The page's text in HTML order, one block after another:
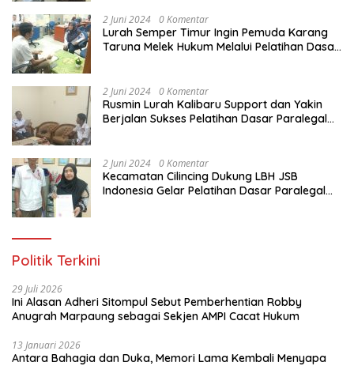
2 Juni 2024 0 Komentar
Lurah Semper Timur Ingin Pemuda Karang
Taruna Melek Hukum Melalui Pelatihan Dasar
2 Juni 2024 0 Komentar
Rusmin Lurah Kalibaru Support dan Yakin
Berjalan Sukses Pelatihan Dasar Paralegal
2 Juni 2024 0 Komentar
Kecamatan Cilincing Dukung LBH JSB
Indonesia Gelar Pelatihan Dasar Paralegal
Politik Terkini
29 Juli 2026
Ini Alasan Adheri Sitompul Sebut Pemberhentian Robby
Anugrah Marpaung sebagai Sekjen AMPI Cacat Hukum
13 Januari 2026
Antara Bahagia dan Duka, Memori Lama Kembali Menyapa